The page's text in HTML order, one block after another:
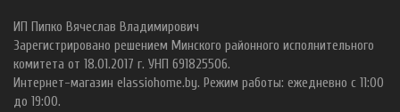
ИП Пипко Вячеслав Владимирович
Зарегистрировано решением Минского районного исполнительного
комитета от 18.01.2017 г. УНП 691825506.
Интернет-магазин elassiohome.by. Режим работы: ежедневно с 11:00
до 19:00.